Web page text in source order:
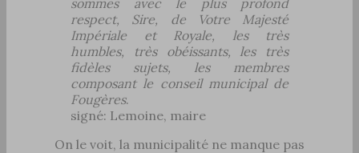
respect, Sire, de Votre Majesté
Impériale et Royale, les très
humbles, très obéissants, les très
fidèles sujets, les membres
composant le conseil municipal de
Fougères.
signé: Lemoine, maire
On le voit, la municipalité ne manque pas